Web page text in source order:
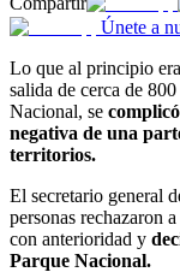
Únete a
Lo que al principio
salida de cerca de
Nacional, se
negativa de una
territorios.
El secretario general
personas rechazaron
con anterioridad y
Parque Nacional.